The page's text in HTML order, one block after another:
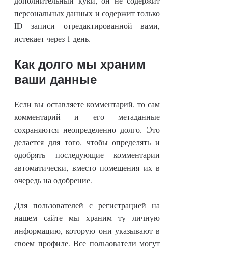
персональных данных и содержит только
ID записи отредактированной вами,
истекает через 1 день.
Как долго мы храним
ваши данные
Если вы оставляете комментарий, то сам
комментарий и его метаданные
сохраняются неопределенно долго. Это
делается для того, чтобы определять и
одобрять последующие комментарии
автоматически, вместо помещения их в
очередь на одобрение.
Для пользователей с регистрацией на
нашем сайте мы храним ту личную
информацию, которую они указывают в
своем профиле. Все пользователи могут